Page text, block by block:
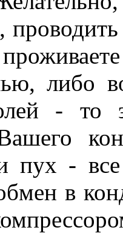
либо
- то
пух - все
в